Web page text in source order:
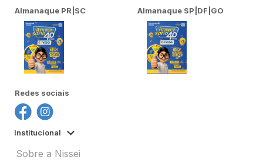
Almanaque PR|SC Almanaque SP|DF|GO
Redes sociais
Institucional
Sobre a Nissei